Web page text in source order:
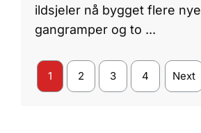
ildsjeler nå bygget flere nye
gangramper og to ...
1 2 3 4 Next